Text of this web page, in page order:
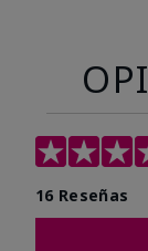
16 Reseñas